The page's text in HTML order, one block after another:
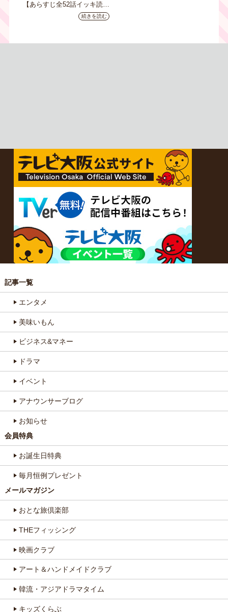
【あらすじ全52話イッキ読
み】韓国ドラマ『黄金の私の
人生』｜テレビ大阪 月曜～
続きを読む
記事一覧
エンタメ
美味いもん
ビジネス&マネー
ドラマ
イベント
アナウンサーブログ
お知らせ
会員特典
お誕生日特典
毎月恒例プレゼント
メールマガジン
おとな旅倶楽部
THEフィッシング
映画クラブ
アート＆ハンドメイドクラブ
韓流・アジアドラマタイム
キッズくらぶ